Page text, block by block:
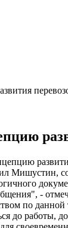
Мишустин,
-
по
до работы,